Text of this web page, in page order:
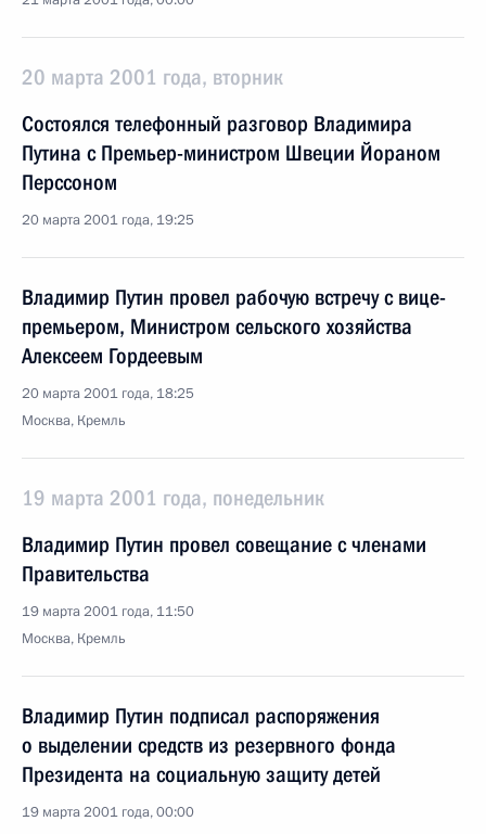
20 марта 2001 года, вторник
Состоялся телефонный разговор Владимира
Путина с Премьер-министром Швеции Йораном
Перссоном
20 марта 2001 года, 19:25
Владимир Путин провел рабочую встречу с вице-
премьером, Министром сельского хозяйства
Алексеем Гордеевым
20 марта 2001 года, 18:25
Москва, Кремль
19 марта 2001 года, понедельник
Владимир Путин провел совещание с членами
Правительства
19 марта 2001 года, 11:50
Москва, Кремль
Владимир Путин подписал распоряжения
о выделении средств из резервного фонда
Президента на социальную защиту детей
19 марта 2001 года, 00:00